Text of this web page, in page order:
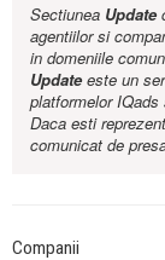
Sectiunea Update
agentiilor si
in domeniile
Updateeste un
platformelor IQads
Daca esti
comunicat de
Companii